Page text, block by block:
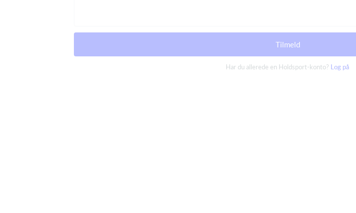
Tilmeld
Har du allerede en Holdsport-konto? Log på